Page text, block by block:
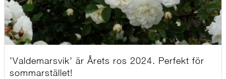
’Valdemarsvik’ är Årets ros 2024. Perfekt för
sommarstället!